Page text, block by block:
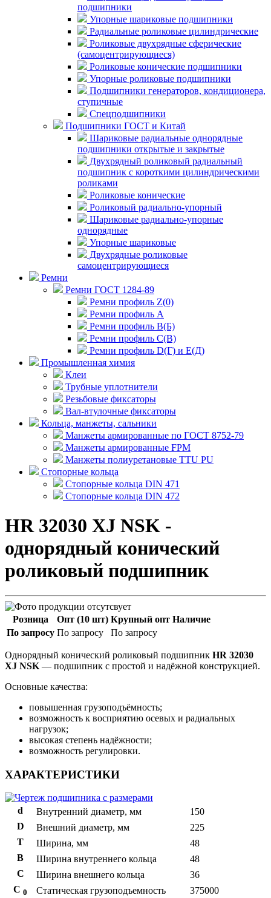
подшипники
Упорные шариковые подшипники
Радиальные роликовые цилиндрические
Роликовые двухрядные сферические
(самоцентрирующиеся)
Роликовые конические подшипники
Упорные роликовые подшипники
Подшипники генераторов, кондиционера,
ступичные
Спецподшипники
Подшипники ГОСТ и Китай
Шариковые радиальные однорядные
подшипники открытые и закрытые
Двухрядный роликовый радиальный
подшипник с короткими цилиндрическими
роликами
Роликовые конические
Роликовый радиально-упорный
Шариковые радиально-упорные
однорядные
Упорные шариковые
Двухрядные роликовые
самоцентрирующиеся
Ремни
Ремни ГОСТ 1284-89
Ремни профиль Z(0)
Ремни профиль А
Ремни профиль В(Б)
Ремни профиль С(В)
Ремни профиль D(Г) и E(Д)
Промышленная химия
Клеи
Трубные уплотнители
Резьбовые фиксаторы
Вал-втулочные фиксаторы
Кольца, манжеты, сальники
Манжеты армированные по ГОСТ 8752-79
Манжеты армированные FPM
Манжеты полиуретановые TTU PU
Стопорные кольца
Стопорные кольца DIN 471
Стопорные кольца DIN 472
HR 32030 XJ NSK -
однорядный конический
роликовый подшипник
Розница Опт (10 шт) Крупный опт Наличие
По запросу По запросу По запросу
Однорядный конический роликовый подшипник HR 32030
XJ NSK — подшипник с простой и надёжной конструкцией.
Основные качества:
повышенная грузоподъёмность;
возможность к восприятию осевых и радиальных
нагрузок;
высокая степень надёжности;
возможность регулировки.
ХАРАКТЕРИСТИКИ
d Внутренний диаметр, мм
150
D
Внешний диаметр, мм
225
T
Ширина, мм
48
B
Ширина внутреннего кольца
48
С
Ширина внешнего кольца
36
С 0 Статическая грузоподъемность
375000